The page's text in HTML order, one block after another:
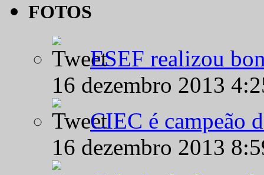
FOTOS
ESEF realizou
16 dezembro 2013
CIEC é campeão
16 dezembro 2013